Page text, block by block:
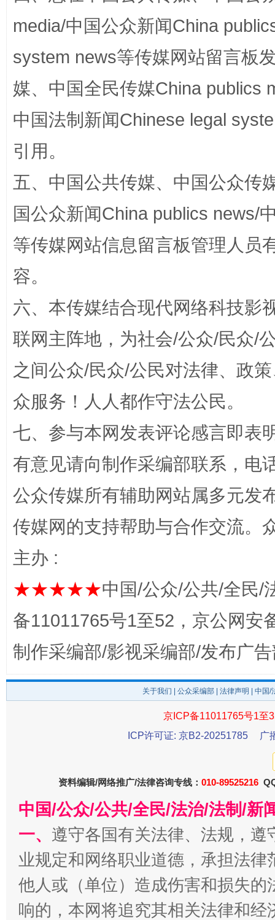
“蜀中异人”王建安的艺术幻境
东山县通报“牛蛙产品抗生素超标问题” 法
千年窑火 生生不息 一
media/中国公众新闻China
system news等传媒网站留言板
媒、中国全民传媒China publics
中国法制新闻Chinese legal
引用。
五、中国公共传媒、中国公众传
国公众新闻China publics news/
等传媒网站信息留言板管理人员
容。
六、本传媒结合现代网络科技影
联网主阵地，为社会/公众/民众/
之间公众/民众/公民对法律、政
众服务！人人都作守法公民。
七、参与本网发表评论感言即表
有意见请向制作采编部联系，电
公众传媒所有辅助网站属多元发
传媒网的支持帮助与合作交流。
主办 :
★★★★★中国/公众/公共/全民/
备11011765号1至52，京公网安
制作采编部/影视采编部/发布广
关于我们 公众采编部 法律声明 | 中国
京ICP备11011765号1至
ICP许可证: 京B2-20251785
广
资料编辑/网络推广/法律咨询专线： 010-89525216
中国/公众/公共/全民/法治/法制/新
一、 遵守各国有关法律、法规，
业规定和网络职业道德，承担法
他人或（单位）造成伤害和损失
响的，本网将追究其相关法律和